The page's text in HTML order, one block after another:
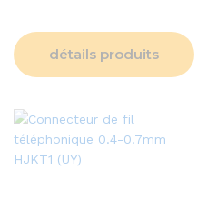
détails produits